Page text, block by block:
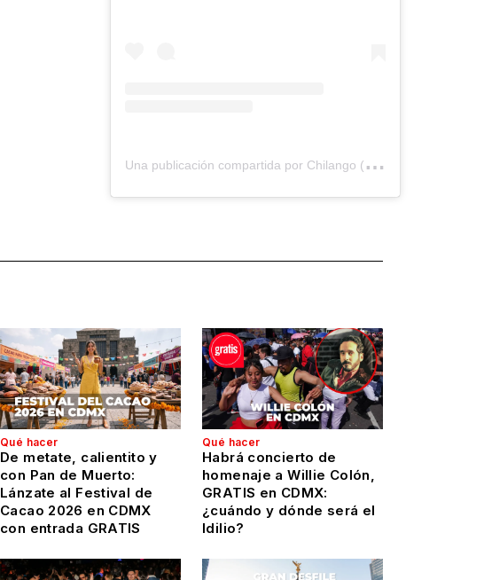
U
na publicación compartida por Chilango (@chilangocom)
Qué hacer
De metate, calientito y
con Pan de Muerto:
Lánzate al Festival de
Cacao 2026 en CDMX
con entrada GRATIS
Qué hacer
Habrá concierto de
homenaje a Willie Colón,
GRATIS en CDMX:
¿cuándo y dónde será el
Idilio?